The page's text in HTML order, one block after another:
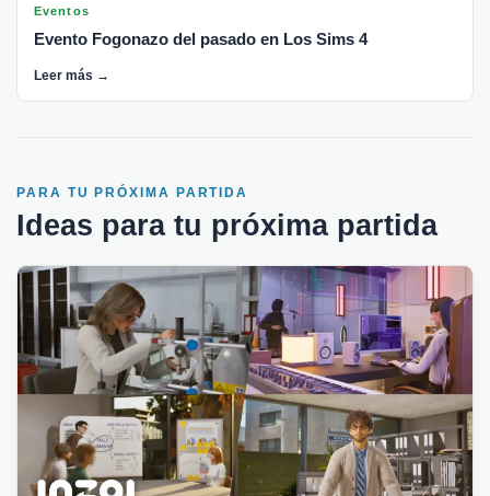
Eventos
Evento Fogonazo del pasado en Los Sims 4
Leer más →
PARA TU PRÓXIMA PARTIDA
Ideas para tu próxima partida